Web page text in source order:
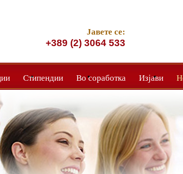
Јавете се:
+389 (2) 3064 533
Стипендии Во соработка Изјави